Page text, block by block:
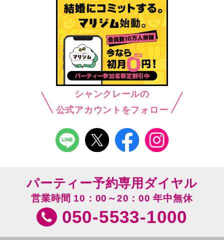
シャンクレールの
公式アカウントをフォロー
パーティー予約専用ダイヤル
営業時間 10：00～20：00 年中無休
050-5533-1000